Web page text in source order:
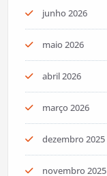
junho 2026
maio 2026
abril 2026
março 2026
dezembro 2025
novembro 2025